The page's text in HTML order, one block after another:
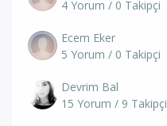
4 Yorum / 0 Takipçi
Ecem Eker
5 Yorum / 0 Takipçi
Devrim Bal
15 Yorum / 9 Takipçi